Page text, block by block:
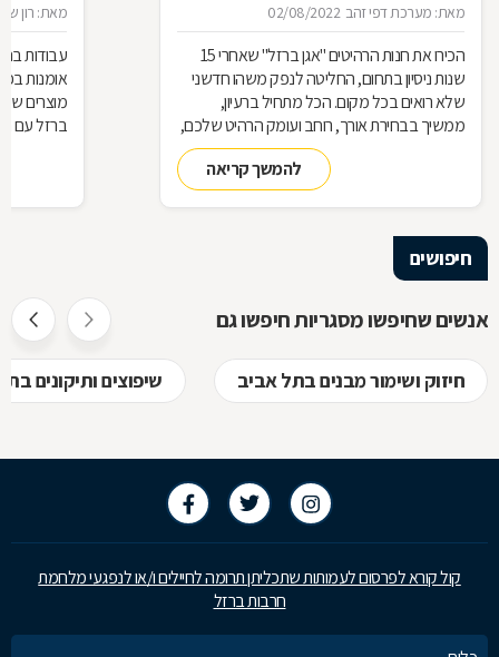
מאת: מערכת דפי זהב 02/08/2022
הכירו את חנות הרהיטים ''אגן ברזל'' שאחרי 15
שנות ניסיון בתחום, החליטה לנפק משהו חדשני
שלא רואים בכל מקום. הכל מתחיל ברעיון,
ממשיך בבחירת אורך, רוחב ועומק הרהיט שלכם,
ממשיך בייצור מקורי ממיטב חומרי הגלם ומסתיים
ביצירת הפתרון המרשים והמעשי ביותר עבורכם
להמשך קריאה
מאת: רון
עבודות
אומנות
מוצרים
ברזל עם
חיפושים
אנשים שחיפשו מסגריות חיפשו גם
חיזוק ושימור מבנים בתל אביב שיפוצים ותיקונים
קול קורא לפרסום לעמותות שתכליתן תרומה לחיילים ו/או לנפגעי מלחמת
חרבות ברזל